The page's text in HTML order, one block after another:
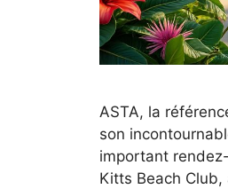
ASTA, la
son
important
Kitts Beach Club,